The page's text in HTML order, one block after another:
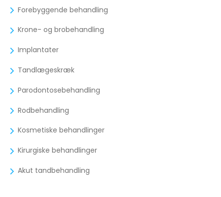
Forebyggende behandling
Krone- og brobehandling
Implantater
Tandlægeskræk
Parodontosebehandling
Rodbehandling
Kosmetiske behandlinger
Kirurgiske behandlinger
Akut tandbehandling